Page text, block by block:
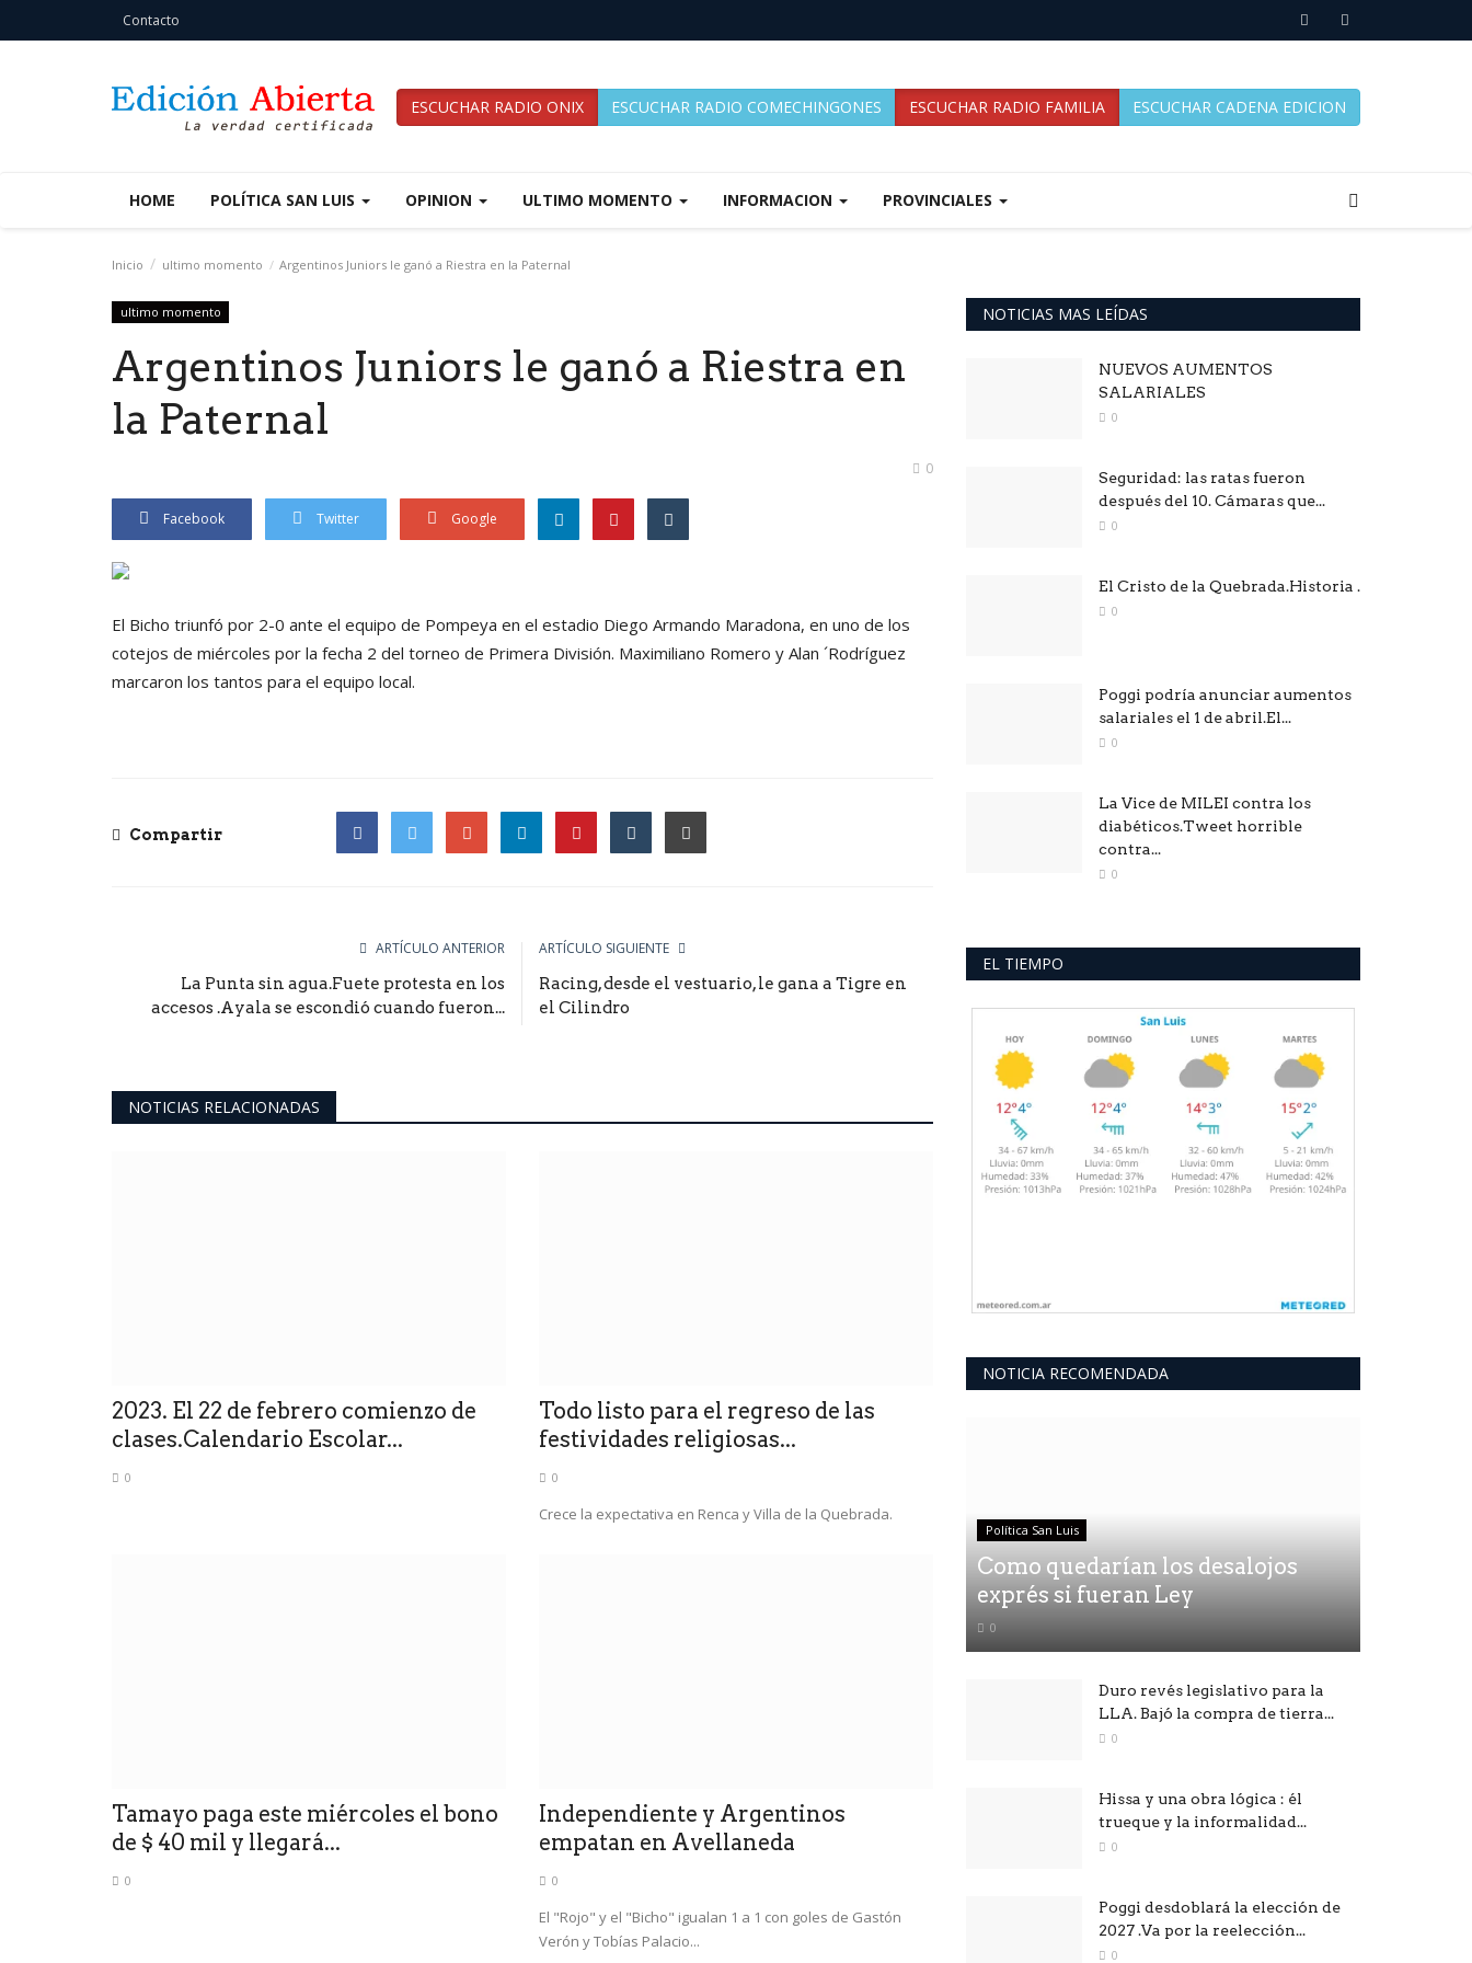
Contacto
ESCUCHAR RADIO ONIX ESCUCHAR RADIO COMECHINGONES ESCUCHAR RADIO FAMILIA ESCUCHAR CADENA EDICION
HOME POLÍTICA SAN LUIS OPINION ULTIMO MOMENTO INFORMACION PROVINCIALES
Inicio ultimo momento Argentinos Juniors le ganó a Riestra en la Paternal
ultimo momento
Argentinos Juniors le ganó a Riestra en
la Paternal
0
Facebook Twitter Google
El Bicho triunfó por 2-0 ante el equipo de Pompeya en el estadio Diego Armando Maradona, en uno de los
cotejos de miércoles por la fecha 2 del torneo de Primera División. Maximiliano Romero y Alan ´Rodríguez
marcaron los tantos para el equipo local.
Compartir
ARTÍCULO ANTERIOR
La Punta sin agua.Fuete protesta en los
accesos .Ayala se escondió cuando fueron...
ARTÍCULO SIGUIENTE
Racing, desde el vestuario, le gana a Tigre en
el Cilindro
NOTICIAS RELACIONADAS
2023. El 22 de febrero comienzo de
clases.Calendario Escolar...
0
Todo listo para el regreso de las
festividades religiosas...
0
Crece la expectativa en Renca y Villa de la Quebrada.
Tamayo paga este miércoles el bono
de $ 40 mil y llegará...
0
Independiente y Argentinos
empatan en Avellaneda
0
El "Rojo" y el "Bicho" igualan 1 a 1 con goles de Gastón
Verón y Tobías Palacio...
NOTICIAS MAS LEÍDAS
NUEVOS AUMENTOS
SALARIALES
0
Seguridad: las ratas fueron
después del 10. Cámaras que...
0
El Cristo de la Quebrada.Historia .
0
Poggi podría anunciar aumentos
salariales el 1 de abril.El...
0
La Vice de MILEI contra los
diabéticos.Tweet horrible
contra...
0
EL TIEMPO
NOTICIA RECOMENDADA
Política San Luis
Como quedarían los desalojos
exprés si fueran Ley
0
Duro revés legislativo para la
LLA. Bajó la compra de tierra...
0
Hissa y una obra lógica : él
trueque y la informalidad...
0
Poggi desdoblará la elección de
2027 .Va por la reelección...
0